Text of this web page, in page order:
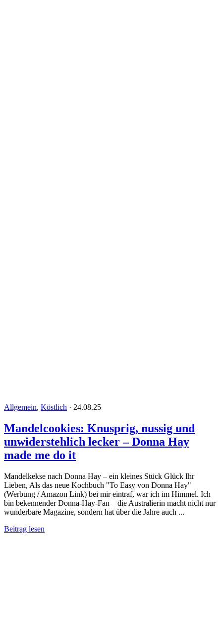
Allgemein, Köstlich · 24.08.25
Mandelcookies: Knusprig, nussig und
unwiderstehlich lecker – Donna Hay
made me do it
Mandelkekse nach Donna Hay – ein kleines Stück Glück Ihr
Lieben, Als das neue Kochbuch "To Easy von Donna Hay"
(Werbung / Amazon Link) bei mir eintraf, war ich im Himmel. Ich
bin bekennender Donna-Hay-Fan – die Australierin macht nicht nur
wunderbare Magazine, sondern hat über die Jahre auch ...
Beitrag lesen